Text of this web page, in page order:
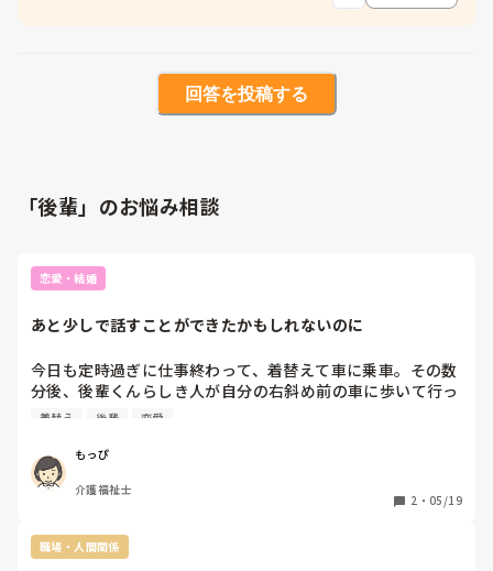
回答を投稿する
「後輩」のお悩み相談
恋愛・結婚
あと少しで話すことができたかもしれないのに
今日も定時過ぎに仕事終わって、着替えて車に乗車。その数
分後、後輩くんらしき人が自分の右斜め前の車に歩いて行っ
て乗ろうとしてるところを目撃😳
ら、もしその回した仕事をやって帰ってれば後輩くんと一緒
になってたかもと考えると、なんか悲しい😭
さすがにまた車から降りて後輩くんに声かける勇気なんて当
そこで一歩踏み出せてれば進展あったかもしれないし、後輩
くんに彼女がいること分かって諦められたかもしれないの
着替え 後輩 恋愛
もっぴ
介護福祉士
2 ・ 05/19
職場・人間関係